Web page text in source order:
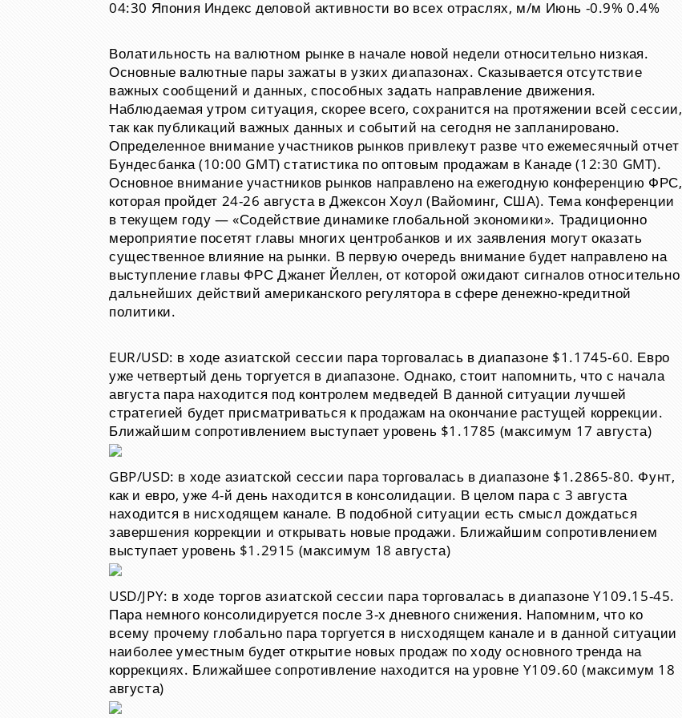
04:30 Япония Индекс деловой активности во всех отраслях, м/м Июнь -0.9% 0.4%
Волатильность на валютном рынке в начале новой недели относительно низкая.
Основные валютные пары зажаты в узких диапазонах. Сказывается отсутствие
важных сообщений и данных, способных задать направление движения.
Наблюдаемая утром ситуация, скорее всего, сохранится на протяжении всей сессии,
так как публикаций важных данных и событий на сегодня не запланировано.
Определенное внимание участников рынков привлекут разве что ежемесячный отчет
Бундесбанка (10:00 GMT) статистика по оптовым продажам в Канаде (12:30 GMT).
Основное внимание участников рынков направлено на ежегодную конференцию ФРС,
которая пройдет 24-26 августа в Джексон Хоул (Вайоминг, США). Тема конференции
в текущем году — «Содействие динамике глобальной экономики». Традиционно
мероприятие посетят главы многих центробанков и их заявления могут оказать
существенное влияние на рынки. В первую очередь внимание будет направлено на
выступление главы ФРС Джанет Йеллен, от которой ожидают сигналов относительно
дальнейших действий американского регулятора в сфере денежно-кредитной
политики.
EUR/USD: в ходе азиатской сессии пара торговалась в диапазоне $1.1745-60. Евро
уже четвертый день торгуется в диапазоне. Однако, стоит напомнить, что с начала
августа пара находится под контролем медведей В данной ситуации лучшей
стратегией будет присматриваться к продажам на окончание растущей коррекции.
Ближайшим сопротивлением выступает уровень $1.1785 (максимум 17 августа)
GBP/USD: в ходе азиатской сессии пара торговалась в диапазоне $1.2865-80. Фунт,
как и евро, уже 4-й день находится в консолидации. В целом пара с 3 августа
находится в нисходящем канале. В подобной ситуации есть смысл дождаться
завершения коррекции и открывать новые продажи. Ближайшим сопротивлением
выступает уровень $1.2915 (максимум 18 августа)
USD/JPY: в ходе торгов азиатской сессии пара торговалась в диапазоне Y109.15-45.
Пара немного консолидируется после 3-х дневного снижения. Напомним, что ко
всему прочему глобально пара торгуется в нисходящем канале и в данной ситуации
наиболее уместным будет открытие новых продаж по ходу основного тренда на
коррекциях. Ближайшее сопротивление находится на уровне Y109.60 (максимум 18
августа)